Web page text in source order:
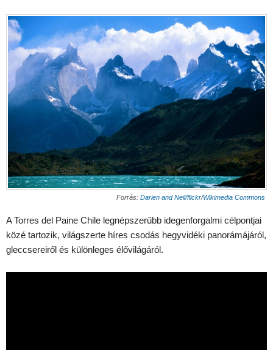
Forrás: Darien and Neil/flickr/Wikimedia Commons
A Torres del Paine Chile legnépszerűbb idegenforgalmi célpontjai
közé tartozik, világszerte híres csodás hegyvidéki panorámájáról,
gleccsereiről és különleges élővilágáról.